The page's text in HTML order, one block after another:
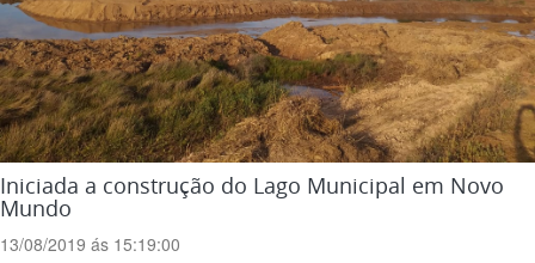
Iniciada a construção do Lago Municipal em Novo
Mundo
13/08/2019 ás 15:19:00